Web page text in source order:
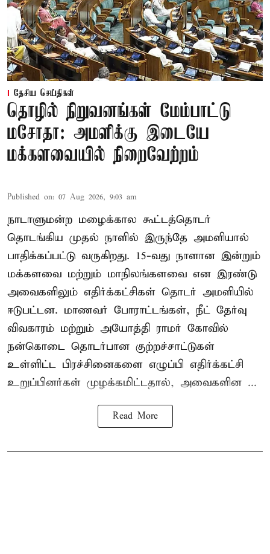
தேசிய செய்திகள்
தொழில் நிறுவனங்கள் மேம்பாட்டு
மசோதா: அமளிக்கு இடையே
மக்களவையில் நிறைவேற்றம்
Published on: 07 Aug 2026, 9:03 am
நாடாளுமன்ற மழைக்கால கூட்டத்தொடர்
தொடங்கிய முதல் நாளில் இருந்தே அமளியால்
பாதிக்கப்பட்டு வருகிறது. 15-வது நாளான இன்றும்
மக்களவை மற்றும் மாநிலங்களவை என இரண்டு
அவைகளிலும் எதிர்க்கட்சிகள் தொடர் அமளியில்
ஈடுபட்டன. மாணவர் போராட்டங்கள், நீட் தேர்வு
விவகாரம் மற்றும் அயோத்தி ராமர் கோவில்
நன்கொடை தொடர்பான குற்றச்சாட்டுகள்
உள்ளிட்ட பிரச்சினைகளை எழுப்பி எதிர்க்கட்சி
உறுப்பினர்கள் முழக்கமிட்டதால், அவைகளின ...
Read More